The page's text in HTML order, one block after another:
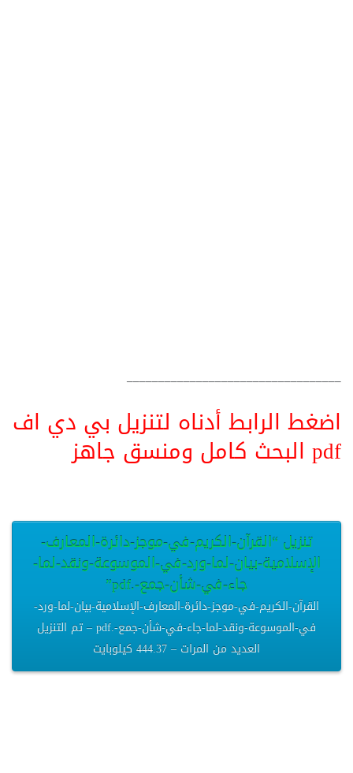
__________________________________
اضغط الرابط أدناه لتنزيل بي دي اف
pdf البحث كامل ومنسق جاهز
تنزيل “القرآن-الكريم-في-موجز-دائرة-المعارف-
الإسلامية-بيان-لما-ورد-في-الموسوعة-ونقد-لما-
جاء-في-شأن-جمع-.pdf”
القرآن-الكريم-في-موجز-دائرة-المعارف-الإسلامية-بيان-لما-ورد-
في-الموسوعة-ونقد-لما-جاء-في-شأن-جمع-.pdf – تم التنزيل
العديد من المرات – 444.37 كيلوبايت